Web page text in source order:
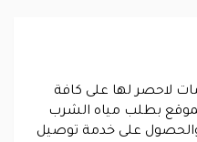
لاحصر لها على كافة
بطلب مياه الشرب
على خدمة توصيل